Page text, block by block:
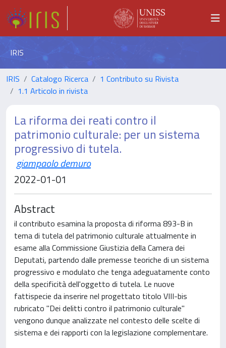
IRIS
IRIS Catalogo Ricerca
1 Contributo su Rivista
1.1 Articolo in rivista
La riforma dei reati contro il
patrimonio culturale: per un sistema
progressivo di tutela.
giampaolo demuro
2022-01-01
Abstract
il contributo esamina la proposta di riforma 893-B in
tema di tutela del patrimonio culturale attualmente in
esame alla Commissione Giustizia della Camera dei
Deputati, partendo dalle premesse teoriche di un sistema
progressivo e modulato che tenga adeguatamente conto
della specificità dell'oggetto di tutela. Le nuove
fattispecie da inserire nel progettato titolo VIII-bis
rubricato "Dei delitti contro il patrimonio culturale"
vengono dunque analizzate nel contesto delle scelte di
sistema e dei rapporti con la legislazione complementare.